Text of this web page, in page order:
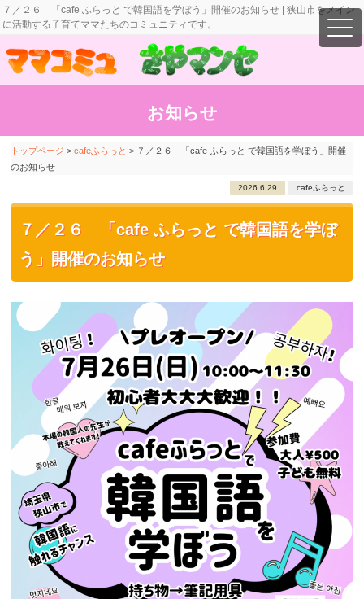
７／２６ 「cafe ふらっと で韓国語を学ぼう」開催のお知らせ | 狭山市をメイン
に活動する子育てママたちのコミュニティです。
お知らせ
トップページ >cafeふらっと > ７／２６ 「cafe ふらっと で韓国語を学ぼう」開催
のお知らせ
2026.6.29 cafeふらっと
７／２６ 「cafe ふらっと で韓国語を学ぼ
う」開催のお知らせ